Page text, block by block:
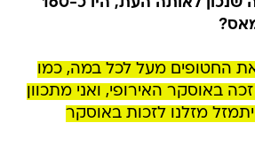
הזכרת את העובדה שנכון לאותה העת, היו כ-160
את החטופים מעל לכל במה, כמו
באוסקר האירופי, ואני מתכוון
מזלנו לזכות באוסקר